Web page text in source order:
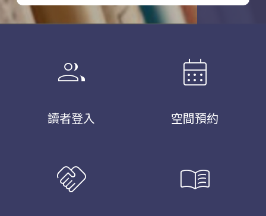
group
讀者登入
calendar_month
空間預約
handshake menu_book